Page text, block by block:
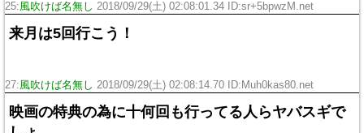
25:風吹けば名無し 2018/09/29(土) 02:08:01.34 ID:sr+5bpwzM.net
来月は5回行こう！
27:風吹けば名無し 2018/09/29(土) 02:08:14.70 ID:Muh0kas80.net
映画の特典の為に十何回も行ってる人らヤバスギで